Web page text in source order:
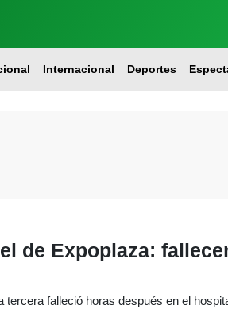
Internacional Deportes
de Expoplaza:
falleció horas después en el